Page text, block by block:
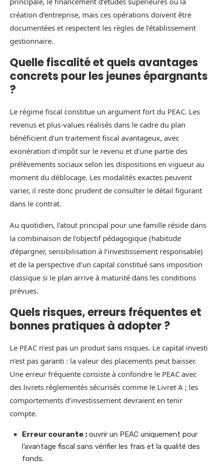
création d’entreprise, mais ces opérations doivent être
documentées et respectent les règles de l’établissement
gestionnaire.
Quelle fiscalité et quels avantages
concrets pour les jeunes épargnants
?
Le régime fiscal constitue un argument fort du PEAC. Les
revenus et plus‑values réalisés dans le cadre du plan
bénéficient d’un traitement fiscal avantageux, avec
exonération d’impôt sur le revenu et d’une partie des
prélèvements sociaux selon les dispositions en vigueur au
moment du déblocage. Les modalités exactes peuvent
varier, il reste donc prudent de consulter le détail figurant
dans le contrat.
Au quotidien, l’atout principal pour une famille réside dans
la combinaison de l’objectif pédagogique (habitude
d’épargner, sensibilisation à l’investissement responsable)
et de la perspective d’un capital constitué sans imposition
classique si le plan arrive à maturité dans les conditions
prévues.
Quels risques, erreurs fréquentes et
bonnes pratiques à adopter ?
Le PEAC n’est pas un produit sans risques. Le capital investi
n’est pas garanti : la valeur des placements peut baisser.
Une erreur fréquente consiste à confondre le PEAC avec
des livrets réglementés sécurisés comme le Livret A ; les
comportements d’investissement devraient en tenir
compte.
Erreur courante : ouvrir un PEAC uniquement pour
l’avantage fiscal sans vérifier les frais et la qualité des
fonds.